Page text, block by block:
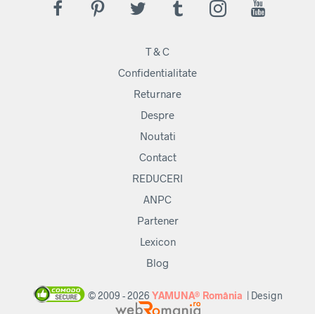
T & C
Confidentialitate
Returnare
Despre
Noutati
Contact
REDUCERI
ANPC
Partener
Lexicon
Blog
© 2009 - 2026 YAMUNA® România | Design